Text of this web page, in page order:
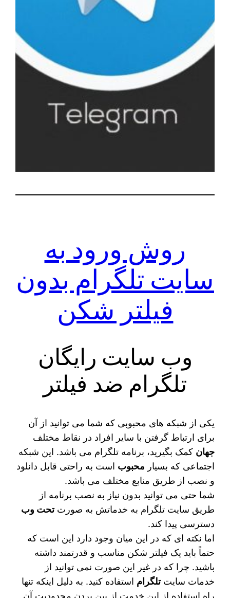
روش ورود به
سایت تلگرام بدون
فیلتر شکن
وب سایت رایگان
تلگرام ضد فیلتر
یکی از شبکه‌ های محبوبی که شما می‌ توانید از آن
برای ارتباط گرفتن با سایر افراد در نقاط مختلف
جهان کمک بگیرید، برنامه تلگرام می باشد. این شبکه
اجتماعی که بسیار محبوب است به راحتی قابل دانلود
و نصب از طریق منابع مختلف می باشد.
شما حتی می‌ توانید بدون نیاز به نصب برنامه از
طریق سایت تلگرام به خدماتش به صورتتحت وب
دسترسی پیدا کند.
اما نکته‌ ای که در این میان وجود دارد این است که
حتماً باید یک فیلتر شکن مناسب و قدرتمند داشته
باشید. چرا که در غیر این صورت نمی‌ توانید از
خدمات سایتتلگرام استفاده کنید. به دلیل اینکه تنها